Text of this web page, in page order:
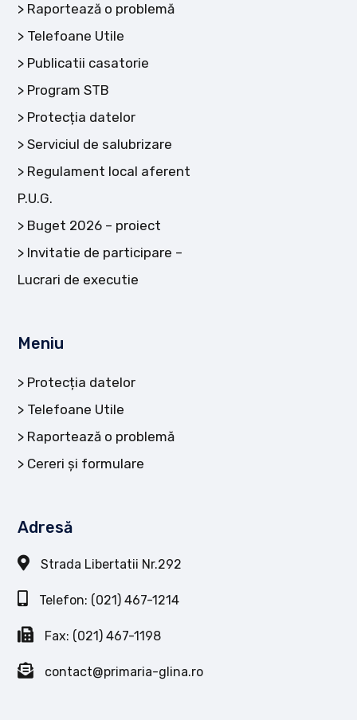
Raportează o problemă
Telefoane Utile
Publicatii casatorie
Program STB
Protecția datelor
Serviciul de salubrizare
Regulament local aferent
P.U.G.
Buget 2026 – proiect
Invitatie de participare –
Lucrari de executie
Meniu
Protecția datelor
Telefoane Utile
Raportează o problemă
Cereri și formulare
Adresă
Strada Libertatii Nr.292
Telefon: (021) 467-1214
Fax: (021) 467-1198
contact@primaria-glina.ro